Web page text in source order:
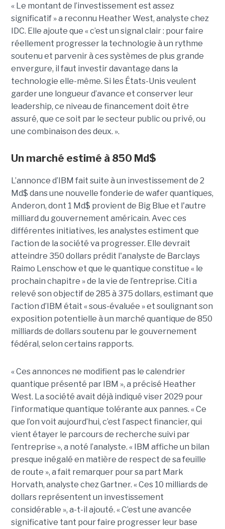
« Le montant de l’investissement est assez
significatif » a reconnu Heather West, analyste chez
IDC. Elle ajoute que « c’est un signal clair : pour faire
réellement progresser la technologie à un rythme
soutenu et parvenir à ces systèmes de plus grande
envergure, il faut investir davantage dans la
technologie elle-même. Si les États-Unis veulent
garder une longueur d’avance et conserver leur
leadership, ce niveau de financement doit être
assuré, que ce soit par le secteur public ou privé, ou
une combinaison des deux. ».
Un marché estimé à 850 Md$
L’annonce d’IBM fait suite à un investissement de 2
Md$ dans une nouvelle fonderie de wafer quantiques,
Anderon, dont 1 Md$ provient de Big Blue et l'autre
milliard du gouvernement américain. Avec ces
différentes initiatives, les analystes estiment que
l’action de la société va progresser. Elle devrait
atteindre 350 dollars prédit l'analyste de Barclays
Raimo Lenschow et que le quantique constitue « le
prochain chapitre » de la vie de l’entreprise. Citi a
relevé son objectif de 285 à 375 dollars, estimant que
l’action d’IBM était « sous-évaluée » et soulignant son
exposition potentielle à un marché quantique de 850
milliards de dollars soutenu par le gouvernement
fédéral, selon certains rapports.
« Ces annonces ne modifient pas le calendrier
quantique présenté par IBM », a précisé Heather
West. La société avait déjà indiqué viser 2029 pour
l’informatique quantique tolérante aux pannes. « Ce
que l’on voit aujourd’hui, c’est l’aspect financier, qui
vient étayer le parcours de recherche suivi par
l’entreprise », a noté l’analyste. « IBM affiche un bilan
presque inégalé en matière de respect de sa feuille
de route », a fait remarquer pour sa part Mark
Horvath, analyste chez Gartner. « Ces 10 milliards de
dollars représentent un investissement
considérable », a-t-il ajouté. « C’est une avancée
significative tant pour faire progresser leur base